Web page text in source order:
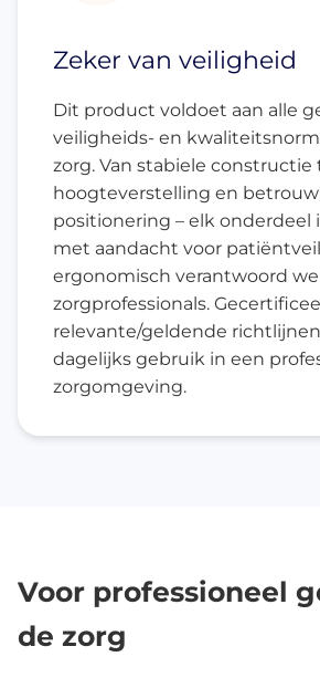
Zeker van veiligheid
Dit product voldoet aan alle
veiligheids- en
zorg. Van stabiele constructie
hoogteverstelling en
positionering – elk onderdeel
met aandacht voor
ergonomisch verantwoord
zorgprofessionals.
relevante/geldende
dagelijks gebruik in een
zorgomgeving.
Voor professioneel
de zorg